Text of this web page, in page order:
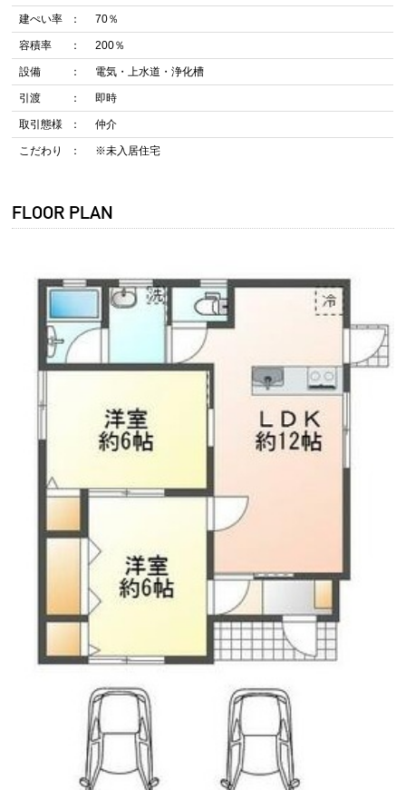
建ぺい率 70％
容積率 200％
設備 電気・上水道・浄化槽
引渡 即時
取引態様 仲介
こだわり ※未入居住宅
FLOOR PLAN